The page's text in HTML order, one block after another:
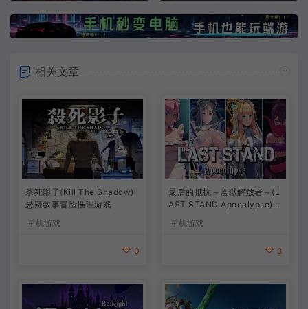
相关文章
杀死影子(Kill The Shadow)
悬疑叙事冒险推理游戏
单机游戏
0
最后的抵抗～监狱解放者～(L
AST STAND Apocalypse)卡
通动作幸存者游戏
单机游戏
3